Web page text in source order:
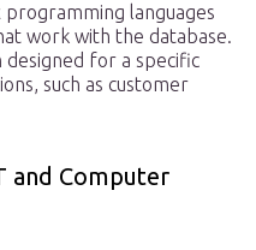
languages
work with the database.
designed for a specific
such as customer
and Computer